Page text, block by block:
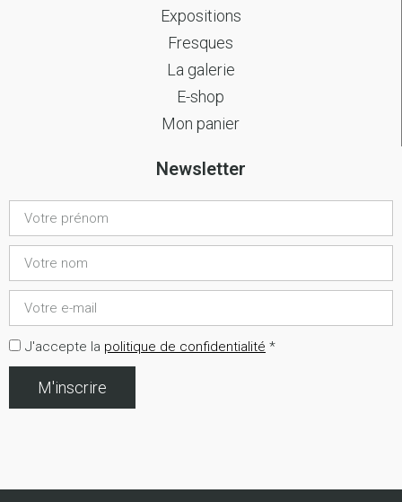
Expositions
Fresques
La galerie
E-shop
Mon panier
Newsletter
J'accepte la politique de confidentialité *
M'inscrire